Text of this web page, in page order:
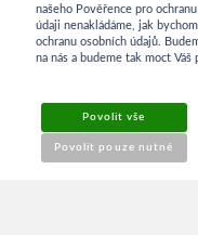
INFORMACE
Reklamace
našeho Pověřence pro
údaji nenakládáme, jak
ochranu osobních údajů.
na nás a budeme tak moct
Povolit vše
Povolit pouze nutné